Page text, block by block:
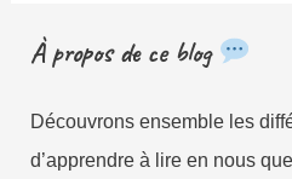
À propos de ce blog
Découvrons ensemble les
d’apprendre à lire en nous